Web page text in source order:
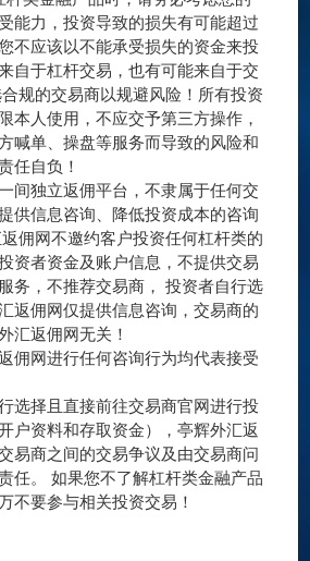
能力，投资导致的损失有可能超过
不应该以不能承受损失的资金来投
自于杠杆交易，也有可能来自于交
规的交易商以规避风险！所有投资
本人使用，不应交予第三方操作，
喊单、操盘等服务而导致的风险和
任自负！
间独立返佣平台，不隶属于任何交
供信息咨询、降低投资成本的咨询
佣网不邀约客户投资任何杠杆类的
资者资金及账户信息，不提供交易
务，不推荐交易商， 投资者自行选
返佣网仅提供信息咨询，交易商的
汇返佣网无关！
佣网进行任何咨询行为均代表接受
选择且直接前往交易商官网进行投
户资料和存取资金），亭辉外汇返
易商之间的交易争议及由交易商问
任。 如果您不了解杠杆类金融产品
不要参与相关投资交易！